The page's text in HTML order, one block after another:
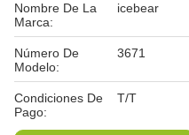
Nombre De La
Marca:
icebear
Número De
Modelo:
3671
Condiciones De
Pago:
T/T